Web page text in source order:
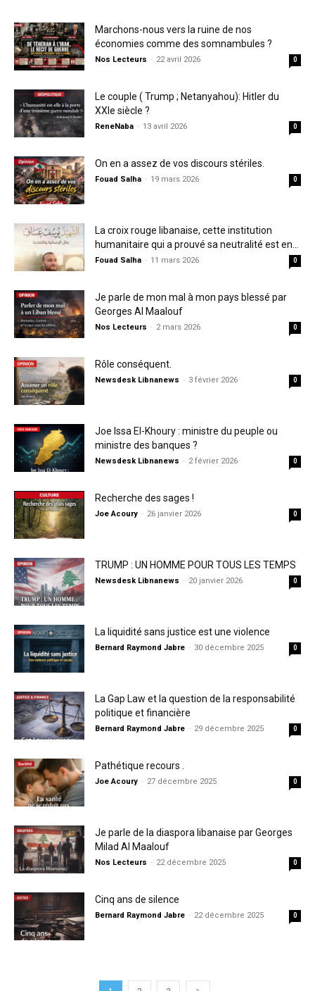
Marchons-nous vers la ruine de nos
économies comme des somnambules ?
Nos Lecteurs - 22 avril 2026 0
Le couple ( Trump ; Netanyahou): Hitler du
XXIe siècle ?
ReneNaba - 13 avril 2026 0
On en a assez de vos discours stériles.
Fouad Salha - 19 mars 2026 0
La croix rouge libanaise, cette institution
humanitaire qui a prouvé sa neutralité est en...
Fouad Salha - 11 mars 2026 0
Je parle de mon mal à mon pays blessé par
Georges Al Maalouf
Nos Lecteurs - 2 mars 2026 0
Rôle conséquent.
Newsdesk Libnanews - 3 février 2026 0
Joe Issa El-Khoury : ministre du peuple ou
ministre des banques ?
Newsdesk Libnanews - 2 février 2026 0
Recherche des sages !
Joe Acoury - 26 janvier 2026 0
TRUMP : UN HOMME POUR TOUS LES TEMPS
Newsdesk Libnanews - 20 janvier 2026 0
La liquidité sans justice est une violence
Bernard Raymond Jabre - 30 décembre 2025 0
La Gap Law et la question de la responsabilité
politique et financière
Bernard Raymond Jabre - 29 décembre 2025 0
Pathétique recours .
Joe Acoury - 27 décembre 2025 0
Je parle de la diaspora libanaise par Georges
Milad Al Maalouf
Nos Lecteurs - 22 décembre 2025 0
Cinq ans de silence
Bernard Raymond Jabre - 22 décembre 2025 0